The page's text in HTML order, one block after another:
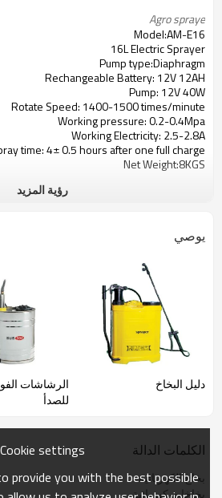
Agro spraye
Model:AM-E16
16L Electric Sprayer
Pump type:Diaphragm
Rechangeable Battery: 12V 12AH
Pump: 12V 40W
Rotate Speed: 1400-1500 times/minute
Working pressure: 0.2-0.4Mpa
Working Electricity: 2.5-2.8A
time: 4± 0.5 hours after one full charge
Net Weight:8KGS
رؤية المزيد
يوصي
دليل البخاخ
الرشاشات
للصدأ
الكلمات الدالة
بخاخ الكهربائية
بخاخات كهربائية
Cookie settings
provide you with the best possible